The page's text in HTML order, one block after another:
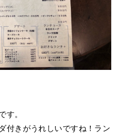
す。
付きがうれしいですね！ラン